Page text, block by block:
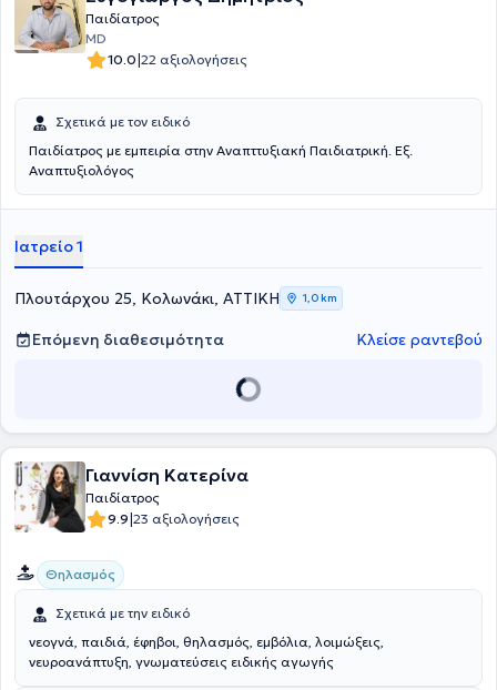
Παιδίατρος
MD
10.0|22 αξιολογήσεις
Σχετικά με τον ειδικό
Παιδίατρος με εμπειρία στην Αναπττυξιακή Παιδιατρική. Εξ.
Αναπτυξιολόγος
Ιατρείο 1
Πλουτάρχου 25, Κολωνάκι, ΑΤΤΙΚΗ 1,0 km
Επόμενη διαθεσιμότητα Κλείσε ραντεβού
Γιαννίση Κατερίνα
Παιδίατρος
9.9|23 αξιολογήσεις
Θηλασμός
Σχετικά με την ειδικό
νεογνά, παιδιά, έφηβοι, θηλασμός, εμβόλια, λοιμώξεις,
νευροανάπτυξη, γνωματεύσεις ειδικής αγωγής